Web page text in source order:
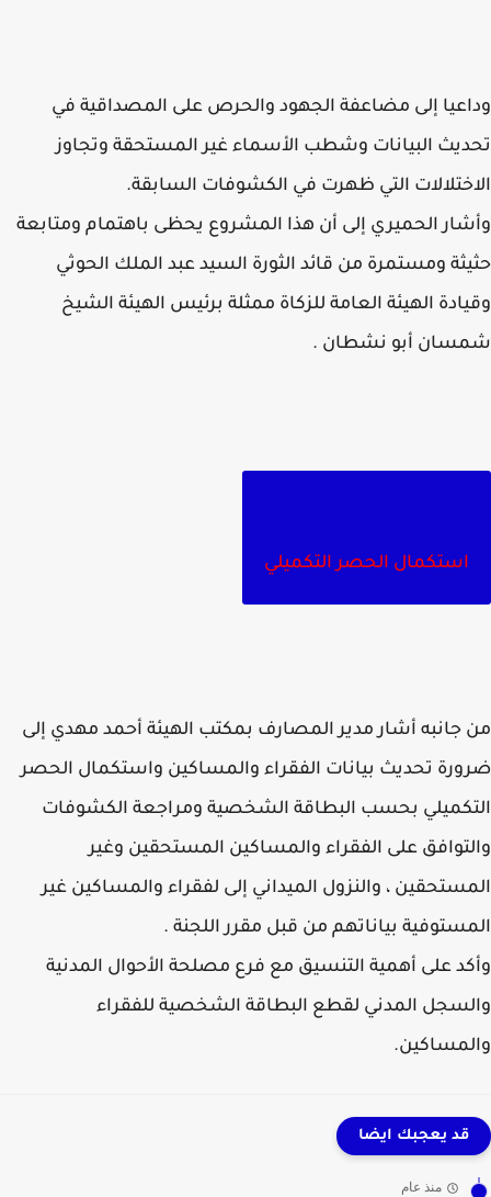
إلى مضاعفة الجهود والحرص على المصداقية في
البيانات وشطب الأسماء غير المستحقة وتجاوز
التي ظهرت في الكشوفات السابقة.
الحميري إلى أن هذا المشروع يحظى باهتمام ومتابعة
ومستمرة من قائد الثورة السيد عبد الملك الحوثي
الهيئة العامة للزكاة ممثلة برئيس الهيئة الشيخ
أبو نشطان .
استكمال الحصر التكميلي
جانبه أشار مدير المصارف بمكتب الهيئة أحمد مهدي إلى
تحديث بيانات الفقراء والمساكين واستكمال الحصر
بحسب البطاقة الشخصية ومراجعة الكشوفات
على الفقراء والمساكين المستحقين وغير
، والنزول الميداني إلى لفقراء والمساكين غير
بياناتهم من قبل مقرر اللجنة .
على أهمية التنسيق مع فرع مصلحة الأحوال المدنية
المدني لقطع البطاقة الشخصية للفقراء
قد يعجبك ايضا
منذ عام